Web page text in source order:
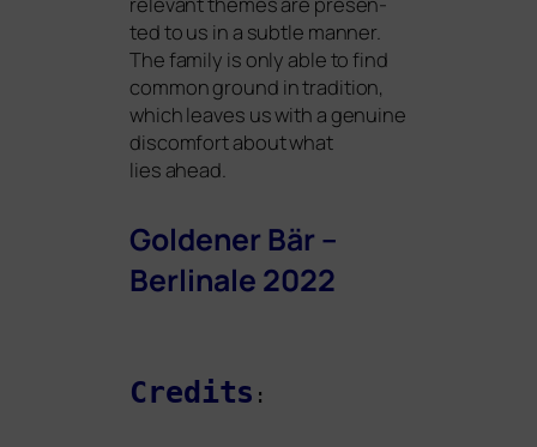
ted to us in a subt­le man­ner.
The fami­ly is only able to find
com­mon ground in tra­di­ti­on,
which lea­ves us with a genui­ne
dis­com­fort about what
lies ahead.
Goldener Bär –
Berlinale 2022
Credits :